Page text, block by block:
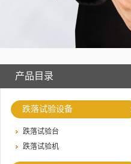
产品目录
跌落试验设备
跌落试验台
跌落试验机